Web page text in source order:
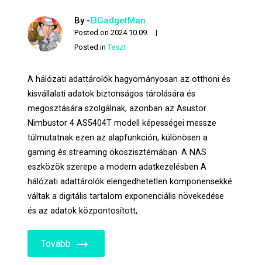
By -ElGadgetMan
Posted on2024.10.09.
Posted inTeszt
A hálózati adattárolók hagyományosan az otthoni és
kisvállalati adatok biztonságos tárolására és
megosztására szolgálnak, azonban az Asustor
Nimbustor 4 AS5404T modell képességei messze
túlmutatnak ezen az alapfunkción, különösen a
gaming és streaming ökoszisztémában. A NAS
eszközök szerepe a modern adatkezelésben A
hálózati adattárolók elengedhetetlen komponensekké
váltak a digitális tartalom exponenciális növekedése
és az adatok központosított,
Tovább